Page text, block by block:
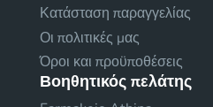
Κατάσταση παραγγελίας
Οι πολιτικές μας
Όροι και προϋποθέσεις
Βοηθητικός πελάτης